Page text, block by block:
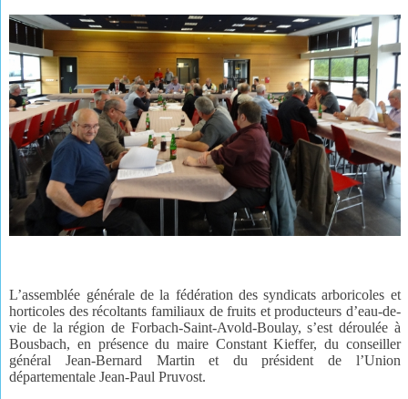
L’assemblée générale de la fédération des syndicats arboricoles et
horticoles des récoltants familiaux de fruits et producteurs d’eau-de-
vie de la région de Forbach-Saint-Avold-Boulay, s’est déroulée à
Bousbach, en présence du maire Constant Kieffer, du conseiller
général Jean-Bernard Martin et du président de l’Union
départementale Jean-Paul Pruvost.